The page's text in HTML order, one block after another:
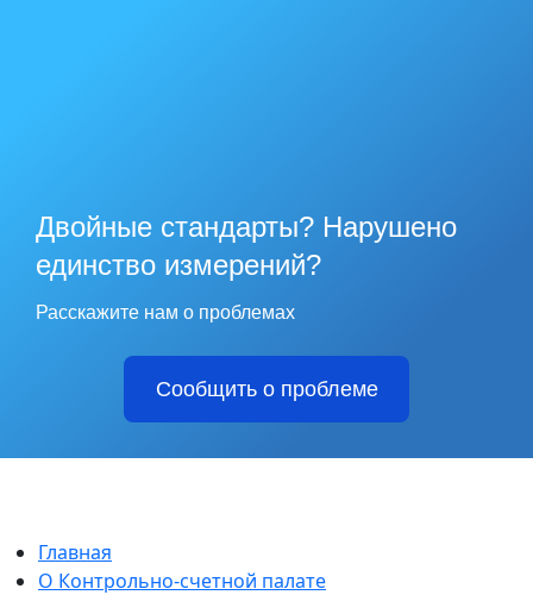
Двойные стандарты? Нарушено
единство измерений?
Расскажите нам о проблемах
Сообщить о проблеме
Главная
О Контрольно-счетной палате